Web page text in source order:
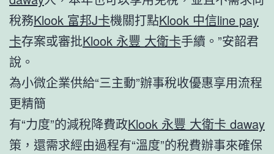
稅務Klook 富邦J卡機關打點Klook 中信line pay
卡存案或審批Klook 永豐 大衛卡手續。”安韶君
說。
為小微企業供給“三主動”辦事稅收優惠享用流程
更精簡
有“力度”的減稅降費政Klook 永豐 大衛卡 daway
策，還需求經由過程有“溫度”的稅費辦事來確保